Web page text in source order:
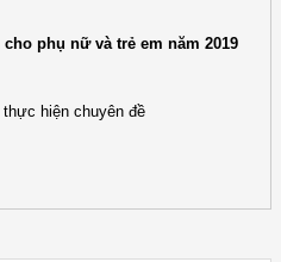
phụ nữ và trẻ em năm 2019
hiện chuyên đề